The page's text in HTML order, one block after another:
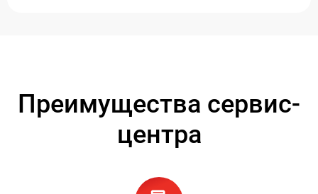
Преимущества сервис-
центра